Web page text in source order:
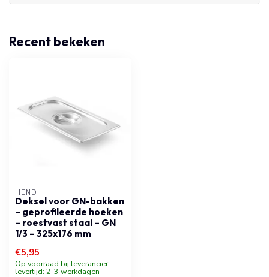
Recent bekeken
HENDI
Deksel voor GN-bakken
– geprofileerde hoeken
– roestvast staal – GN
1/3 – 325x176 mm
€5,95
Op voorraad bij leverancier,
levertijd: 2-3 werkdagen